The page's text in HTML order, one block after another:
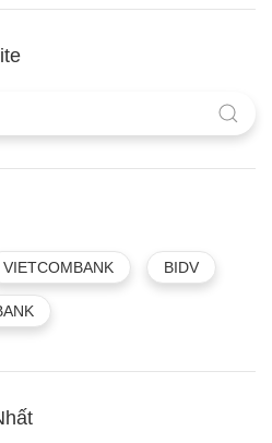
VIETCOMBANK BIDV